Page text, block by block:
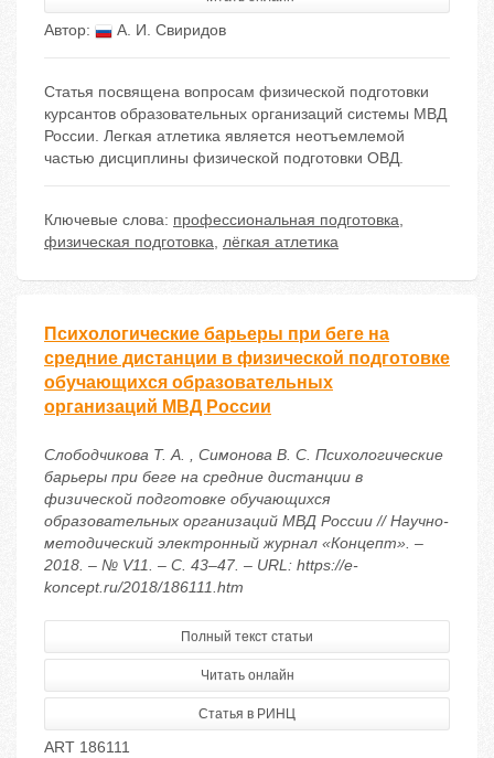
Автор: А. И. Свиридов
Статья посвящена вопросам физической подготовки
курсантов образовательных организаций системы МВД
России. Легкая атлетика является неотъемлемой
частью дисциплины физической подготовки ОВД.
Ключевые слова: профессиональная подготовка,
физическая подготовка, лёгкая атлетика
Психологические барьеры при беге на
средние дистанции в физической подготовке
обучающихся образовательных
организаций МВД России
Слободчикова Т. А. , Симонова В. С. Психологические
барьеры при беге на средние дистанции в
физической подготовке обучающихся
образовательных организаций МВД России // Научно-
методический электронный журнал «Концепт». –
2018. – № V11. – С. 43–47. – URL: https://e-
koncept.ru/2018/186111.htm
Полный текст статьи
Читать онлайн
Статья в РИНЦ
ART 186111